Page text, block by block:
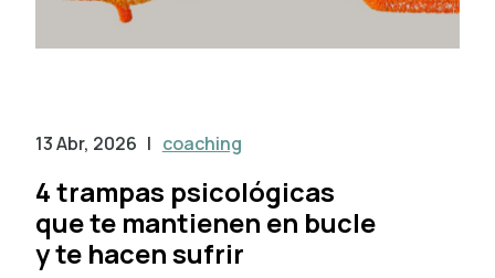
13 Abr, 2026 | coaching
4 trampas psicológicas
que te mantienen en bucle
y te hacen sufrir